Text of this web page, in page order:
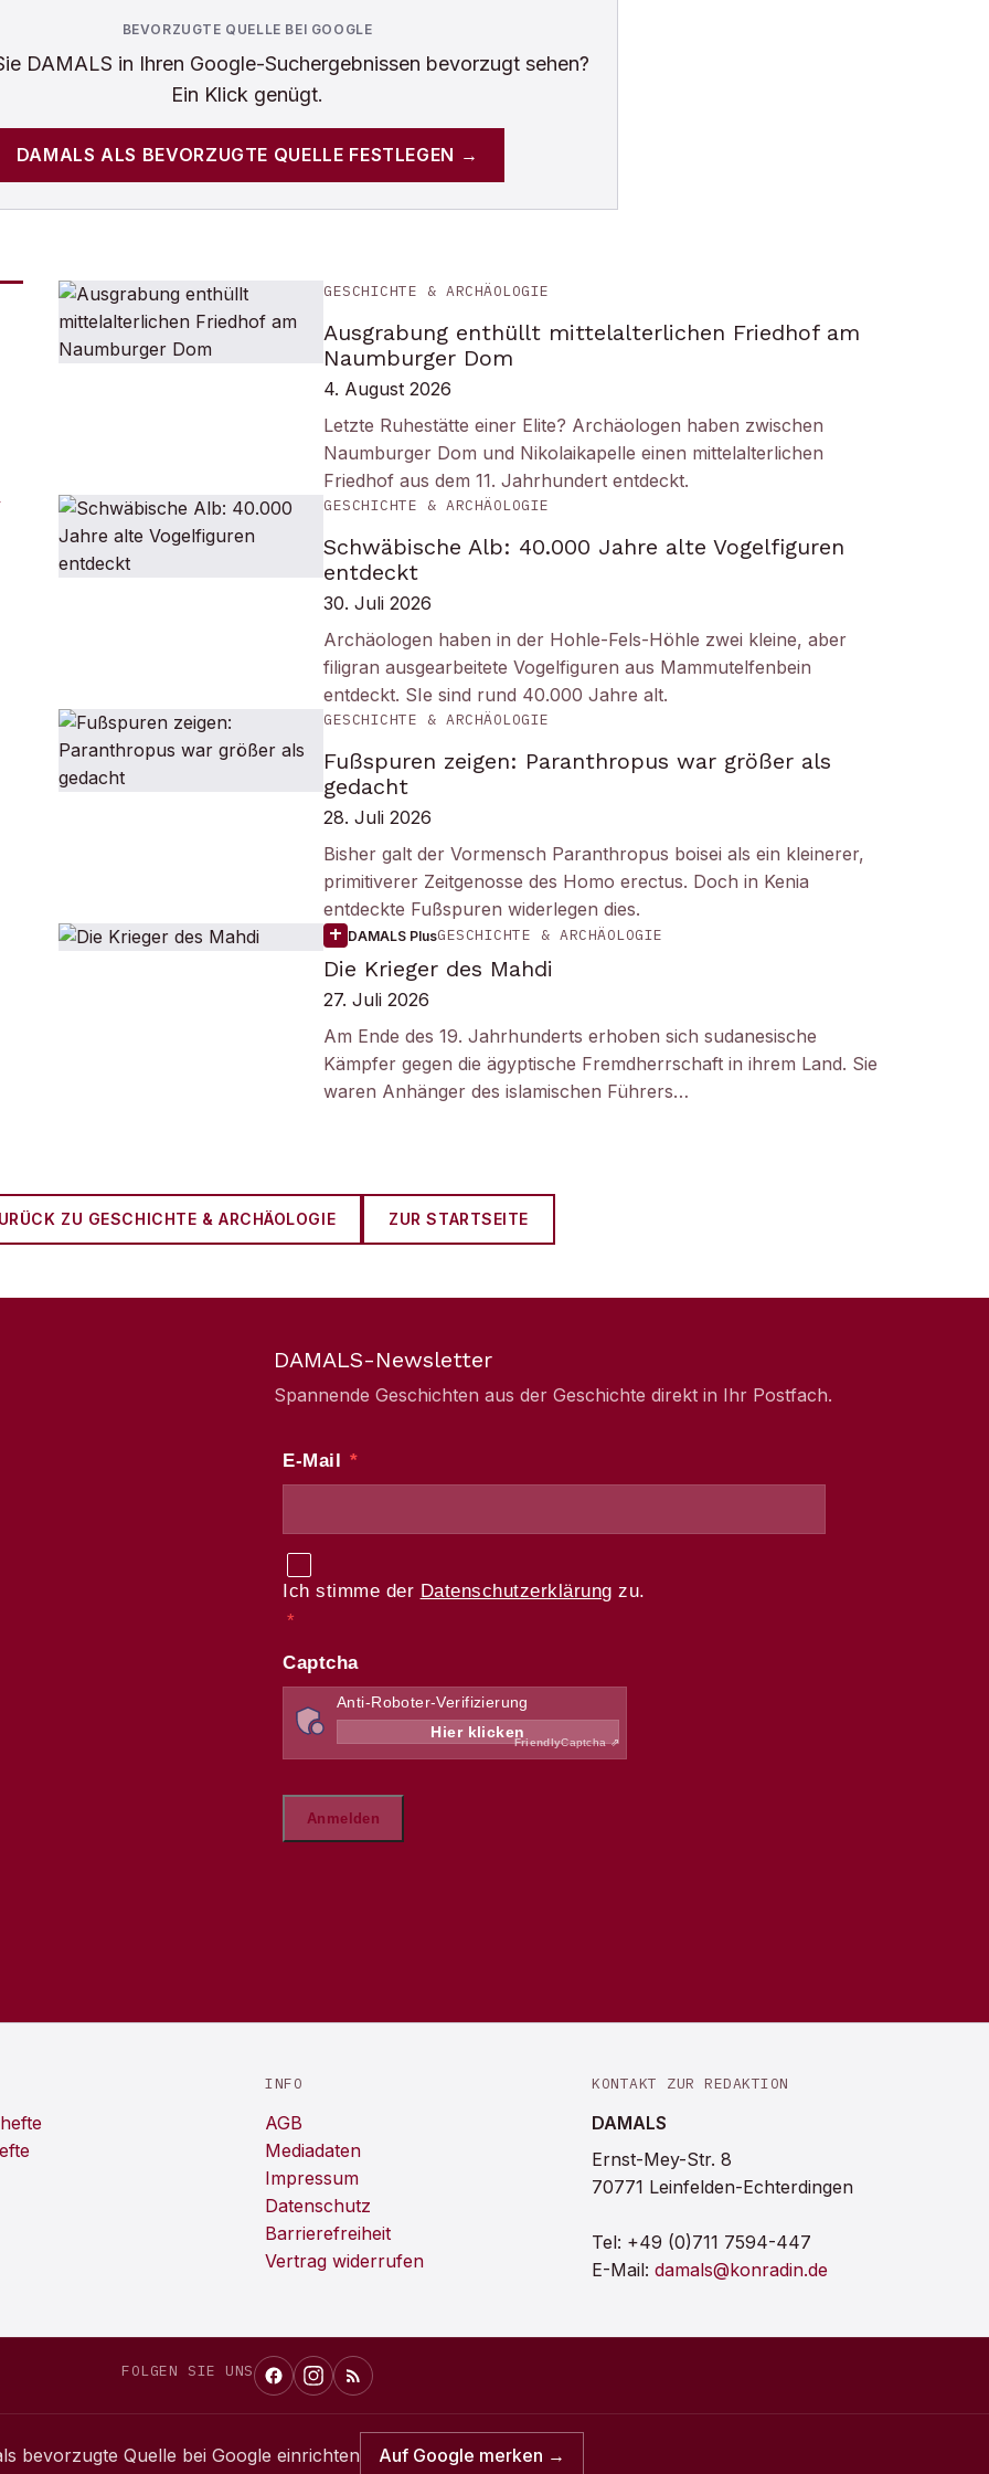
BEVORZUGTE QUELLE BEI GOOGLE
DAMALS in Ihren Google-Suchergebnissen bevorzugt sehen?
Ein Klick genügt.
DAMALS ALS BEVORZUGTE QUELLE FESTLEGEN →
GESCHICHTE & ARCHÄOLOGIE
Ausgrabung enthüllt mittelalterlichen Friedhof am
Naumburger Dom
4. August 2026
Letzte Ruhestätte einer Elite? Archäologen haben zwischen
Naumburger Dom und Nikolaikapelle einen mittelalterlichen
Friedhof aus dem 11. Jahrhundert entdeckt.
GESCHICHTE & ARCHÄOLOGIE
Schwäbische Alb: 40.000 Jahre alte Vogelfiguren
entdeckt
30. Juli 2026
Archäologen haben in der Hohle-Fels-Höhle zwei kleine, aber
filigran ausgearbeitete Vogelfiguren aus Mammutelfenbein
entdeckt. SIe sind rund 40.000 Jahre alt.
GESCHICHTE & ARCHÄOLOGIE
Fußspuren zeigen: Paranthropus war größer als
gedacht
28. Juli 2026
Bisher galt der Vormensch Paranthropus boisei als ein kleinerer,
primitiverer Zeitgenosse des Homo erectus. Doch in Kenia
entdeckte Fußspuren widerlegen dies.
DAMALS PlusGESCHICHTE & ARCHÄOLOGIE
Die Krieger des Mahdi
27. Juli 2026
Am Ende des 19. Jahrhunderts erhoben sich sudanesische
Kämpfer gegen die ägyptische Fremdherrschaft in ihrem Land. Sie
waren Anhänger des islamischen Führers…
ZU GESCHICHTE & ARCHÄOLOGIE ZUR STARTSEITE
DAMALS-Newsletter
Spannende Geschichten aus der Geschichte direkt in Ihr Postfach.
INFO
AGB
Mediadaten
Impressum
Datenschutz
Barrierefreiheit
Vertrag widerrufen
KONTAKT ZUR REDAKTION
DAMALS
Ernst-Mey-Str. 8
70771 Leinfelden-Echterdingen
Tel: +49 (0)711 7594-447
E-Mail: damals@konradin.de
FOLGEN SIE UNS
bevorzugte Quelle bei Google einrichten Auf Google merken →